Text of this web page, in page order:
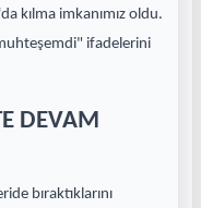
kılma imkanımız oldu.
ifadelerini
DEVAM
bıraktıklarını